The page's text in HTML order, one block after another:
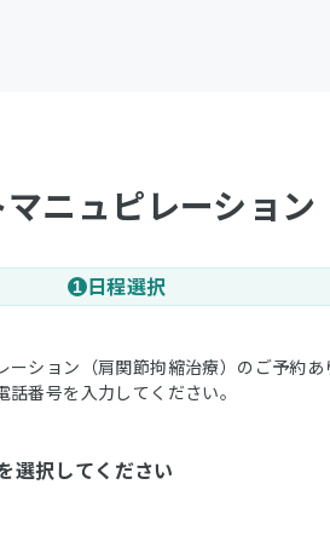
ニュピレーショ
1 日程選択
ーション（肩関節拘縮治療）のご予約
番号を入力してください。
選択してください